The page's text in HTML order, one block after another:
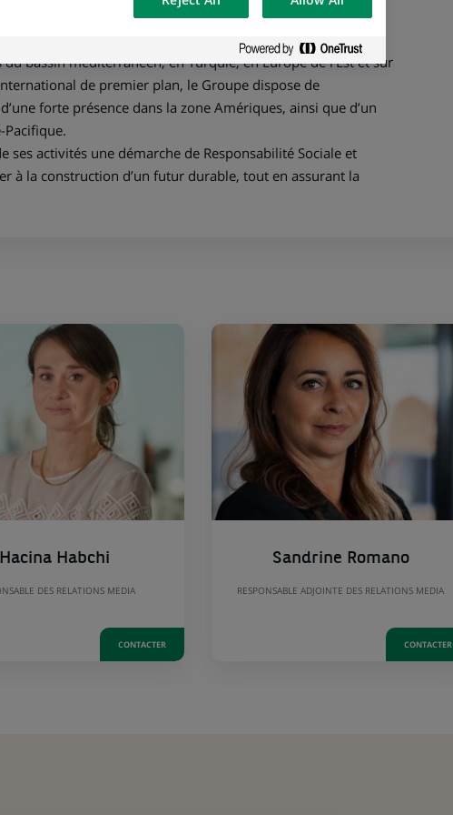
Europe, BNP Paribas est composé de quatre marchés
Luxembourg. Le Groupe déploie également son modèle
bassin méditerranéen, en Turquie, en Europe de l’Est et sur
de premier plan, le Groupe dispose de
forte présence dans la zone Amériques, ainsi que d’un
ses activités une démarche de Responsabilité Sociale et
à la construction d’un futur durable, tout en assurant la
Hacina Habchi
DES RELATIONS MEDIA
CONTACTER
Sandrine Romano
RESPONSABLE ADJOINTE DES RELATIONS MEDIA
CONTACTER